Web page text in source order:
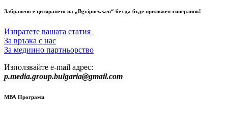
Забранено е цитирането на „Bgvipnews.eu“ без да бъде приложен хиперлинк!
Изпратете вашата статия
За връзка с нас
За медиино партньорство
Използвайте e-mail адрес:
p.media.group.bulgaria@gmail.com
МВА Програми